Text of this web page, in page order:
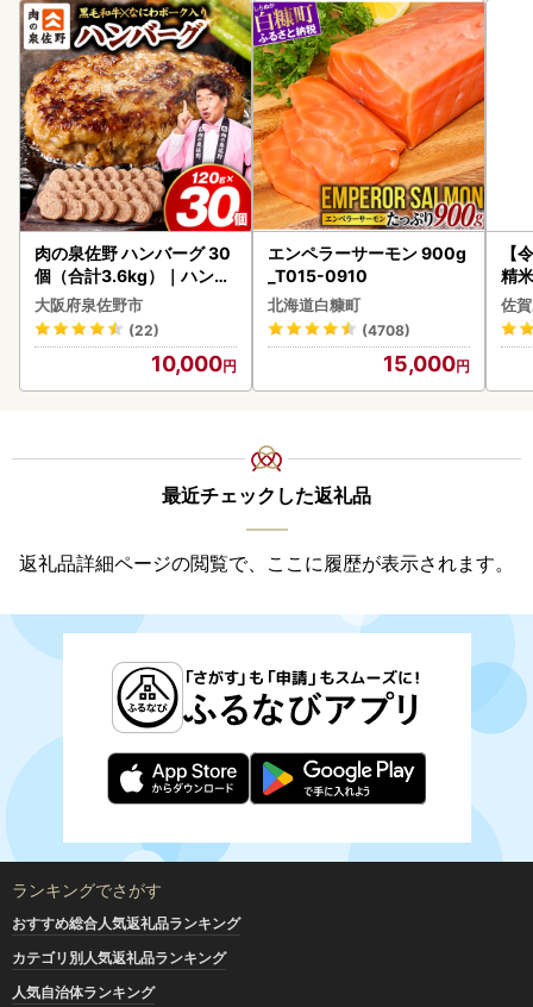
肉の泉佐野 ハンバーグ 30
個（合計3.6kg）｜ハンバ
ーグ 訳あり 黒毛和牛×なに
わポーク
大阪府泉佐野市
(22)
10,000
エンペラーサーモン 900g
_T015-0910
北海道白糠町
(4708)
15,000
【
精
佐
最近チェックした返礼品
返礼品詳細ページの閲覧で、ここに履歴が表示されます。
ランキングでさがす
おすすめ総合人気返礼品ランキング
カテゴリ別人気返礼品ランキング
人気自治体ランキング